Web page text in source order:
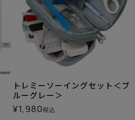
トレミーソーイングセット＜ブ
ルーグレー＞
¥1,980税込